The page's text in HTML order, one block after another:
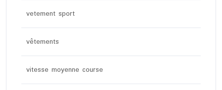
vetement sport
vêtements
vitesse moyenne course